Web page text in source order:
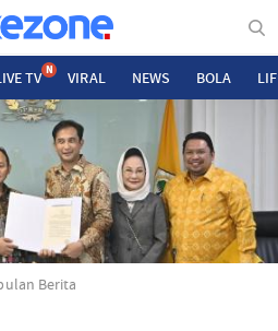
TV N VIRAL NEWS BOLA
Berita